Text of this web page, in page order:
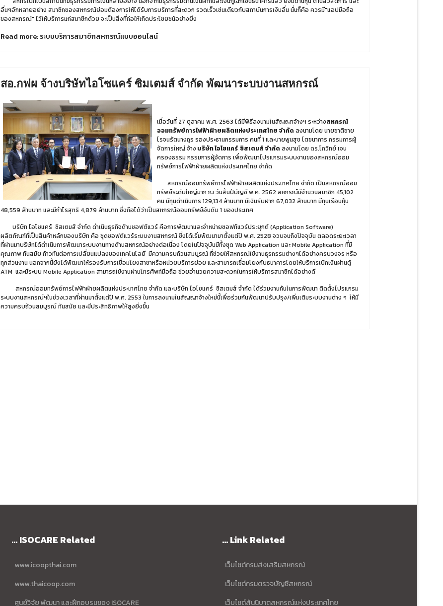
อื่นๆอีกหลายอย่าง สมาชิกของสหกรณ์ย่อมต้องการให้ได้รับการบริการที่สะดวก รวดเร็วเช่นเดียวกับสถาบันการเงินอื่น นั่นก็คือ ควรมี"แอปมือถือ
ของสหกรณ์" ไว้ให้บริการแก่สมาชิกด้วย จะเป็นสิ่งที่ก่อให้เกิดประโชยชน์อย่างยิ่ง
Read more: ระบบบริการสมาชิกสหกรณ์แบบออนไลน์
สอ.กฟผ จ้างบริษัทไอโซแคร์ ซิมเตมส์ จำกัด พัฒนาระบบงานสหกรณ์
เมื่อวันที่ 27 ตุลาคม พ.ศ. 2563 ได้มีพิธีลงนามในสัญญาจ้างฯ ระหว่างสหกรณ์
ออมทรัพย์การไฟฟ้าฝ่ายผลิตแห่งประเทศไทย จำกัด ลงนามโดย นายชาติชาย
โรจนรัตนางกูร รองประธานกรรมการ คนที่ 1 และนายพูนสุข โตชนาการ กรรมการผู้
จัดการใหญ่ จ้าง บริษัท ไอโซแคร์ ซิสเตมส์ จำกัด ลงนามโดย ดร.โกวิทย์ เจน
ครองธรรม กรรมการผู้จัดการ เพื่อพัฒนาโปรแกรมระบบงานของสหกรณ์ออม
ทรัพย์การไฟฟ้าฝ่ายผลิตแห่งประเทศไทย จำกัด
สหกรณ์ออมทรัพย์การไฟฟ้าฝ่ายผลิตแห่งประเทศไทย จำกัด เป็นสหกรณ์ออม
ทรัพย์ระดับใหญ่มาก ณ วันสิ้นปีบัญชี พ.ศ. 2562 สหกรณ์มีจำนวนสมาชิก 45,102
คน มีทุนดำเนินการ 129,134 ล้านบาท มีเงินรับฝาก 67,032 ล้านบาท มีทุนเรือนหุ้น
48,559 ล้านบาท และมีกำไรสุทธิ 4,879 ล้านบาท ซึ่งถือได้ว่าเป็นสหกรณ์ออมทรัพย์อันดับ 1 ของประเทศ
บริษัท ไอโซแคร์ ซิสเตมส์ จำกัด ดำเนินธุรกิจด้านซอฟต์แวร์ คือการพัฒนาและจำหน่ายซอฟท์แวร์ประยุกต์ (Application Software)
ผลิตภัณฑ์ที่เป็นสินค้าหลักของบริษัท คือ ชุดซอฟต์แวร์ระบบงานสหกรณ์ ซึ่งได้เริ่มพัฒนามาตั้งแต่ปี พ.ศ. 2528 จวบจนถึงปัจจุบัน ตลอดระยะเวลา
ที่ผ่านมาบริษัทได้ดำเนินการพัฒนาระบบงานทางด้านสหกรณ์อย่างต่อเนื่อง โดยในปัจจุบันมีทั้งชุด Web Application และ Mobile Application ที่มี
คุณภาพ ทันสมัย ก้าวทันต่อการเปลี่ยนแปลงของเทคโนโลยี มีความครบถ้วนสมบูรณ์ ที่ช่วยให้สหกรณ์ใช้งานธุรกรรมต่างๆได้อย่างครบวงจร หรือ
ทุกส่วนงาน นอกจากนี้ยังได้พัฒนาให้รองรับการเชื่อมโยงสาขาหรือหน่วยบริการย่อย และสามารถเชื่อมโยงกับธนาคารโดยให้บริการเบิกเงินผ่านตู้
ATM และมีระบบ Mobile Application สามารถใช้งานผ่านโทรศัพท์มือถือ ช่วยอำนวยความสะดวกในการให้บริการสมาชิกได้อย่างดี
สหกรณ์ออมทรัพย์การไฟฟ้าฝ่ายผลิตแห่งประเทศไทย จำกัด และบริษัท ไอโซแคร์ ซิสเตมส์ จำกัด ได้ร่วมงานกันในการพัฒนา ติดตั้งโปรแกรม
ระบบงานสหกรณ์ฯในช่วงเวลาที่ผ่านมาตั้งแต่ปี พ.ศ. 2553 ในการลงนามในสัญญาจ้างใหม่นี้เพื่อร่วมกันพัฒนาปรับปรุง/เพิ่มเติมระบบงานต่าง ๆ ให้มี
ความครบถ้วนสมบูรณ์ ทันสมัย และมีประสิทธิภาพให้สูงยิ่งขึ้น
... ISOCARE Related
www.icoopthai.com
www.thaicoop.com
ศูนย์วิจัย พัฒนา และฝึกอบรมของ ISOCARE
... Link Related
เว็บไซต์กรมส่งเสริมสหกรณ์
เว็บไซต์กรมตรวจบัญชีสหกรณ์
เว็บไซต์สันนิบาตสหกรณ์แห่งประเทศไทย